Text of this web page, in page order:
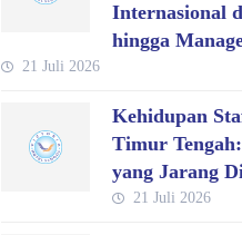
Internasional
hingga
21 Juli 2026
Kehidupan
Timur
yang Jarang
21 Juli 2026